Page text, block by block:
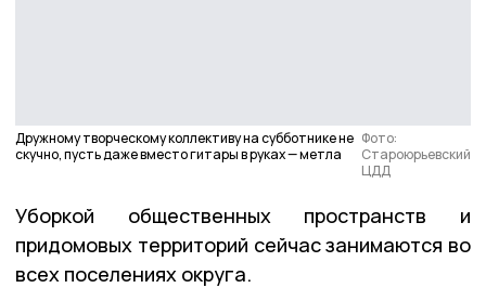
Дружному творческому коллективу на субботнике не
скучно, пусть даже вместо гитары в руках — метла
Фото:
Староюрьевский
ЦДД
Уборкой общественных пространств и
придомовых территорий сейчас занимаются во
всех поселениях округа.